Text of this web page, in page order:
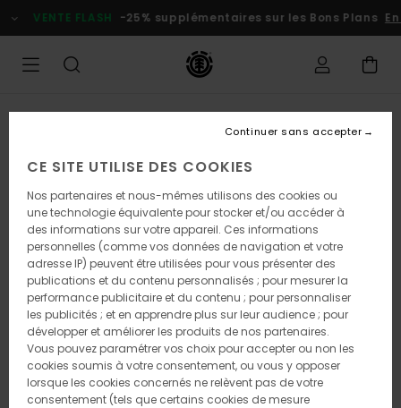
l'information
VENTE FLASH -25% supplémentaires sur les Bons Plans
CE SITE UTILISE DES COOKIES
Nos partenaires et nous-mêmes utilisons des cookies ou
une technologie équivalente pour stocker et/ou accéder à
des informations sur votre appareil. Ces informations
personnelles (comme vos données de navigation et votre
adresse IP) peuvent être utilisées pour vous présenter des
publications et du contenu personnalisés ; pour mesurer la
performance publicitaire et du contenu ; pour personnaliser
les publicités ; et en apprendre plus sur leur audience ; pour
développer et améliorer les produits de nos partenaires.
Vous pouvez paramétrer vos choix pour accepter ou non les
cookies soumis à votre consentement, ou vous y opposer
lorsque les cookies concernés ne relèvent pas de votre
consentement (tels que certains cookies de mesure
Continuer sans accepter